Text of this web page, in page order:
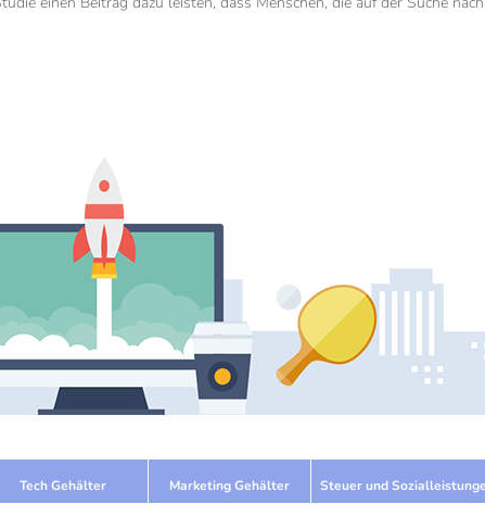
Tech Gehälter Marketing Gehälter Steuer und